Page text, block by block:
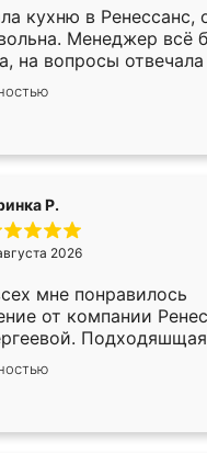
кухню в Ренессанс,
Менеджер всё
на вопросы отвечала
приехал в субботу,
работали
Р.
2026
мне понравилось
от компании
сроки изготовления.
сотрудник Владислав
по моему эскизу